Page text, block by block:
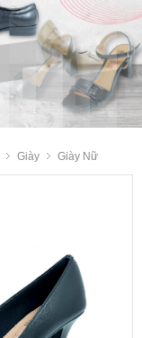
Giày Giày Nữ